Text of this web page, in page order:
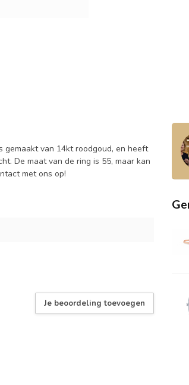
gemaakt van 14kt roodgoud, en heeft
De maat van de ring is 55, maar kan
met ons op!
Je beoordeling toevoegen